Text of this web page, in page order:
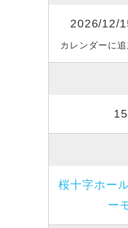
2026/12/
カレンダーに追
桜十字ホー
ー